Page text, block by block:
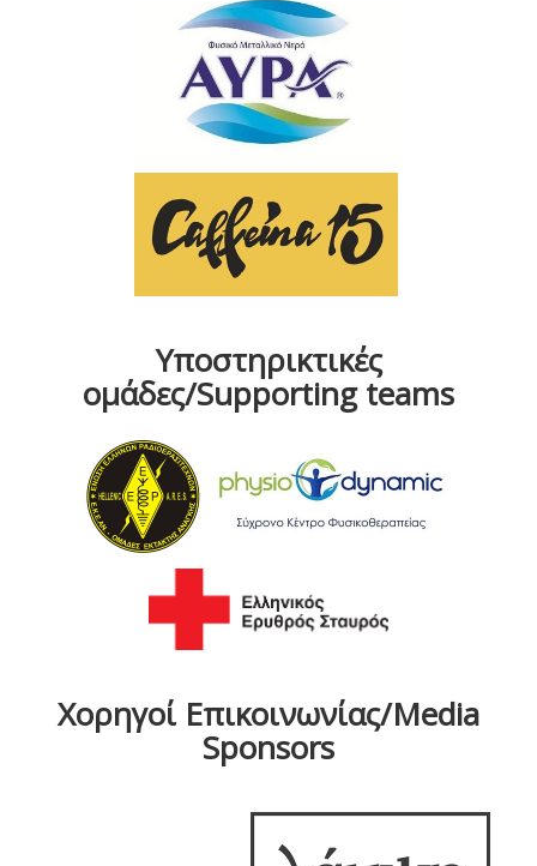
Υποστηρικτικές
ομάδες/Supporting teams
Χορηγοί Επικοινωνίας/Media
Sponsors